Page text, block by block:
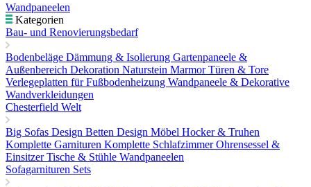
Wandpaneelen
Kategorien
Bau- und Renovierungsbedarf
Bodenbeläge Dämmung & Isolierung Gartenpaneele &
Außenbereich Dekoration Naturstein MarmorTüren & Tore
Verlegeplatten für Fußbodenheizung Wandpaneele & Dekorative
Wandverkleidungen
Chesterfield Welt
Big Sofas Design Betten Design Möbel Hocker & Truhen
Komplette Garnituren Komplette SchlafzimmerOhrensessel &
EinsitzerTische & Stühle Wandpaneelen
Sofagarnituren Sets